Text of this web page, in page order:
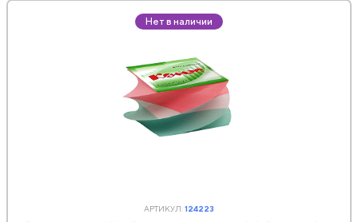
Нет в наличии
АРТИКУЛ:124223